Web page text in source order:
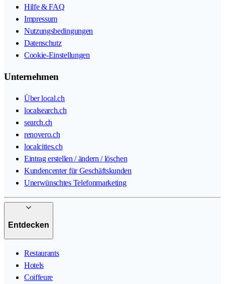
Hilfe & FAQ
Impressum
Nutzungsbedingungen
Datenschutz
Cookie-Einstellungen
Unternehmen
Über local.ch
localsearch.ch
search.ch
renovero.ch
localcities.ch
Eintrag erstellen / ändern / löschen
Kundencenter für Geschäftskunden
Unerwünschtes Telefonmarketing
Entdecken
Restaurants
Hotels
Coiffeure